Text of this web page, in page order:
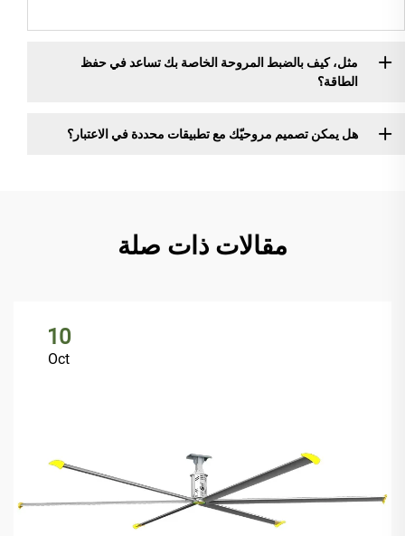
مثل، كيف بالضبط المروحة الخاصة بك تساعد في حفظ
الطاقة؟
هل يمكن تصميم مروحيّك مع تطبيقات محددة في الاعتبار؟
مقالات ذات صلة
10
Oct